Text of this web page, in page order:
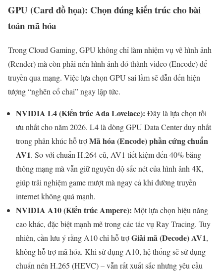
GPU (Card đồ họa): Chọn đúng kiến trúc cho bài
toán mã hóa
Trong Cloud Gaming, GPU không chỉ làm nhiệm vụ vẽ hình ảnh
(Render) mà còn phải nén hình ảnh đó thành video (Encode) để
truyền qua mạng. Việc lựa chọn GPU sai lầm sẽ dẫn đến hiện
tượng “nghẽn cổ chai” ngay lập tức.
NVIDIA L4 (Kiến trúc Ada Lovelace): Đây là lựa chọn tối
ưu nhất cho năm 2026. L4 là dòng GPU Data Center duy nhất
trong phân khúc hỗ trợMã hóa (Encode) phần cứng chuẩn
AV1. So với chuẩn H.264 cũ, AV1 tiết kiệm đến 40% băng
thông mạng mà vẫn giữ nguyên độ sắc nét của hình ảnh 4K,
giúp trải nghiệm game mượt mà ngay cả khi đường truyền
internet không quá mạnh.
NVIDIA A10 (Kiến trúc Ampere): Một lựa chọn hiệu năng
cao khác, đặc biệt mạnh mẽ trong các tác vụ Ray Tracing. Tuy
nhiên, cần lưu ý rằng A10 chỉ hỗ trợGiải mã (Decode) AV1,
không hỗ trợ mã hóa. Khi sử dụng A10, hệ thống sẽ sử dụng
chuẩn nén H.265 (HEVC) – vẫn rất xuất sắc nhưng yêu cầu